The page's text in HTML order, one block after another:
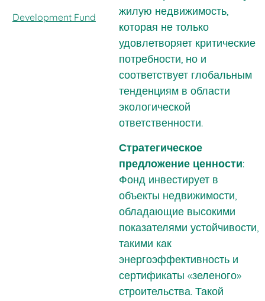
Development Fund
жилую недвижимость,
которая не только
удовлетворяет критические
потребности, но и
соответствует глобальным
тенденциям в области
экологической
ответственности.
Стратегическое
предложение ценности:
Фонд инвестирует в
объекты недвижимости,
обладающие высокими
показателями устойчивости,
такими как
энергоэффективность и
сертификаты «зеленого»
строительства. Такой